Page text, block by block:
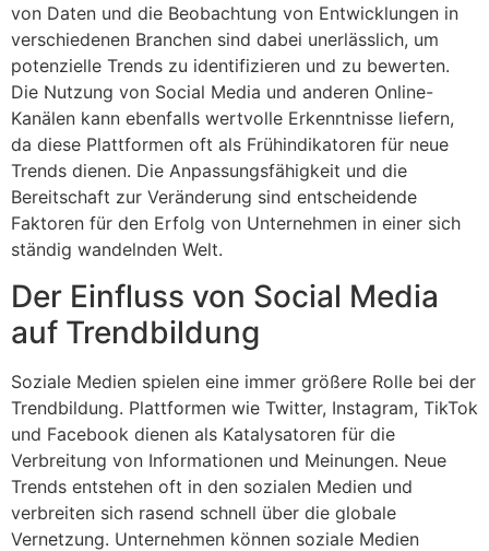
von Daten und die Beobachtung von Entwicklungen in
verschiedenen Branchen sind dabei unerlässlich, um
potenzielle Trends zu identifizieren und zu bewerten.
Die Nutzung von Social Media und anderen Online-
Kanälen kann ebenfalls wertvolle Erkenntnisse liefern,
da diese Plattformen oft als Frühindikatoren für neue
Trends dienen. Die Anpassungsfähigkeit und die
Bereitschaft zur Veränderung sind entscheidende
Faktoren für den Erfolg von Unternehmen in einer sich
ständig wandelnden Welt.
Der Einfluss von Social Media
auf Trendbildung
Soziale Medien spielen eine immer größere Rolle bei der
Trendbildung. Plattformen wie Twitter, Instagram, TikTok
und Facebook dienen als Katalysatoren für die
Verbreitung von Informationen und Meinungen. Neue
Trends entstehen oft in den sozialen Medien und
verbreiten sich rasend schnell über die globale
Vernetzung. Unternehmen können soziale Medien